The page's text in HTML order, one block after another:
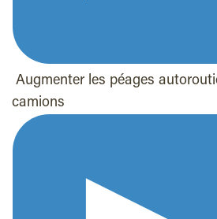
Augmenter les péages
camions